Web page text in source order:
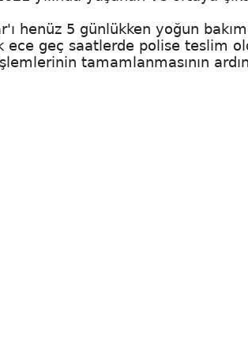
henüz 5 günlükken yoğun
ece geç saatlerde polise teslim
tamamlanmasının